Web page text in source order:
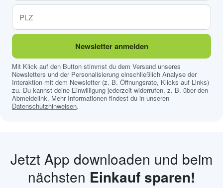
Newsletter anmelden
Mit Klick auf den Button stimmst du dem Versand unseres
Newsletters und der Personalisierung einschließlich Analyse der
Interaktion mit dem Newsletter (z. B. Öffnungsrate, Klicks auf Links)
zu. Du kannst deine Einwilligung jederzeit widerrufen, z. B. über den
Abmeldelink. Mehr Informationen findest du in unseren
Datenschutzhinweisen.
Jetzt App downloaden und beim
nächsten Einkauf sparen!